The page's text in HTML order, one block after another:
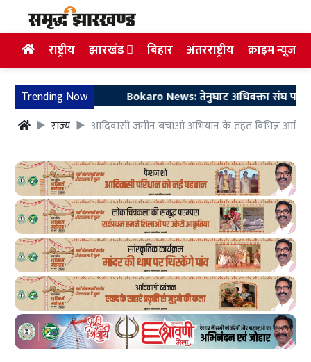
राष्ट्रीय झारखंड बिहार अंतरराष्ट्रीय क्राइम न्यूज
Trending Now
Bokaro News: तेनुघाट अधिवक्ता संघ परिसर में
राज्य
आदिवासी जमीन बचाओ अभियान के तहत विभिन्न